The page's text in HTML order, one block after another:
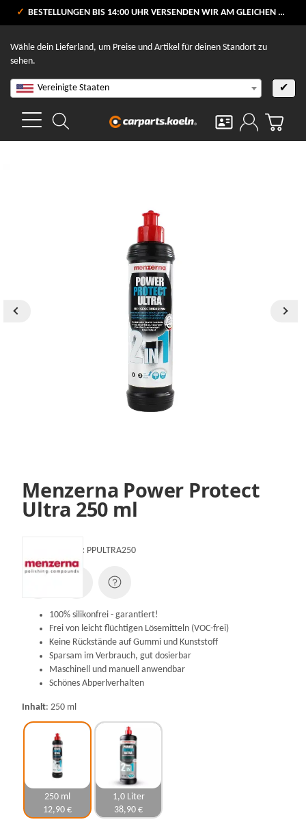
VERSANDKOSTENFREI AB 80 €
BESTELLUNGEN BIS 14:00 UHR VERSENDEN WIR AM GLEICHEN WERKTAG
Wähle dein Lieferland, um Preise und Artikel für deinen Standort zu
sehen.
Vereinigte Staaten ✔
Menzerna Power Protect
Ultra 250 ml
Artikelnummer: PPULTRA250
100% silikonfrei - garantiert!
Frei von leicht flüchtigen Lösemitteln (VOC-frei)
Keine Rückstände auf Gummi und Kunststoff
Sparsam im Verbrauch, gut dosierbar
Maschinell und manuell anwendbar
Schönes Abperlverhalten
Inhalt 250 ml
250 ml
12,90 €
1,0 Liter
38,90 €